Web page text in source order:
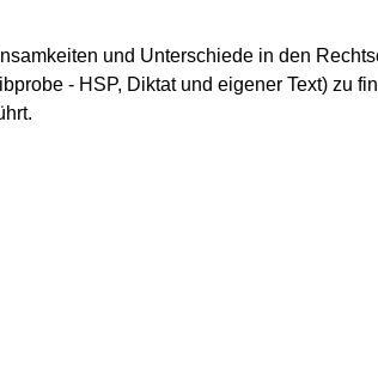
und Unterschiede in den
- HSP, Diktat und eigener Text) zu